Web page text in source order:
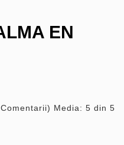
EN
Media: 5 din 5